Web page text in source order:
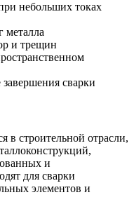
небольших токах
металла
и трещин
сварки
строительной отрасли,
и
для сварки
элементов и